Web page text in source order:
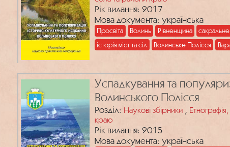
Рік видання: 2017
Мова документа: українська
Просвіта Волинь Рівненщина
історія міст та сіл
Волинське Полісся
Успадкування та
Волинського Полісся
Розділ: Наукові збірники ,
краю
Рік видання: 2015
Мова документа: українська